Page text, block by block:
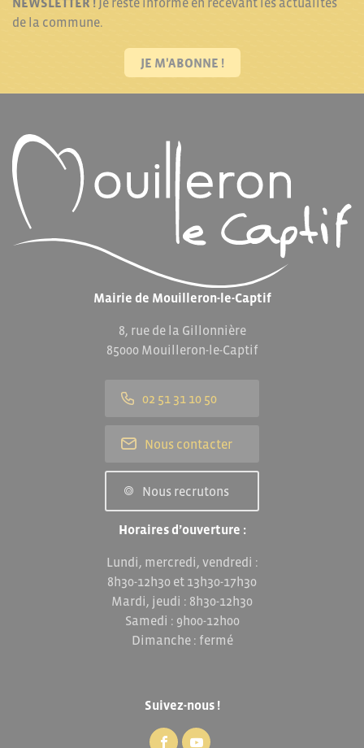
de la commune.
JE M'ABONNE !
Mairie de Mouilleron-le-Captif
8, rue de la Gillonnière
85000 Mouilleron-le-Captif
02 51 31 10 50
Nous contacter
Nous recrutons
Horaires d’ouverture :
Lundi, mercredi, vendredi :
8h30-12h30 et 13h30-17h30
Mardi, jeudi : 8h30-12h30
Samedi : 9h00-12h00
Dimanche : fermé
Suivez-nous !